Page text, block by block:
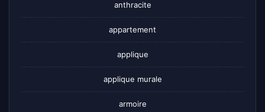
anthracite
appartement
applique
applique murale
armoire